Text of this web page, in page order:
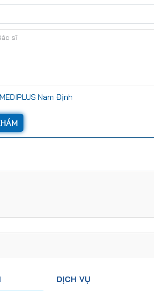
MEDIPLUS Nam Định
DỊCH VỤ